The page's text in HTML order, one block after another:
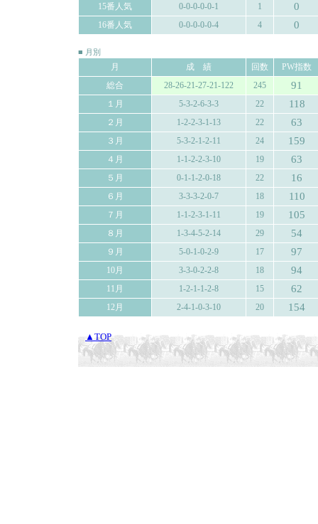
15番人気 0-0-0-0-0-1 1 0
16番人気 0-0-0-0-0-4 4 0
■ 月別
月 成 績 回数
PW指数
総合
28-26-21-27-21-122 245 91
１月 5-3-2-6-3-3 22 118
２月 1-2-2-3-1-13 22 63
３月 5-3-2-1-2-11 24 159
４月 1-1-2-2-3-10 19 63
５月 0-1-1-2-0-18 22 16
６月 3-3-3-2-0-7 18 110
７月 1-1-2-3-1-11 19 105
８月 1-3-4-5-2-14 29 54
９月 5-0-1-0-2-9 17 97
10月 3-3-0-2-2-8 18 94
11月 1-2-1-1-2-8 15 62
12月 2-4-1-0-3-10 20 154
▲TOP